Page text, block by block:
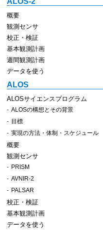
概要
観測センサ
校正・検証
基本観測計画
週間観測計画
データを使う
ALOS
ALOSサイエンスプログラム
ALOSの構想とその背景
目標
実現の方法・体制・スケジュール
概要
観測センサ
PRISM
AVNIR-2
PALSAR
校正・検証
基本観測計画
データを使う